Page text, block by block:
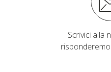
Scrivici alla